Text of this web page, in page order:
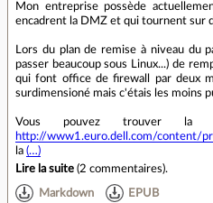
Mon entreprise possède
encadrent la DMZ et qui tournent sur
Lors du plan de remise à niveau du
passer beaucoup sous Linux...) de
qui font office de firewall par deux
surdimensioné mais c'étais les moins
Vous pouvez trouver la
http://www1.euro.dell.com/content/
la (…)
Lire la suite (2 commentaires).
Markdown EPUB